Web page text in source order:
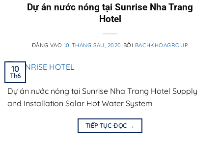
Dự án nước nóng tại Sunrise Nha Trang
Hotel
ĐĂNG VÀO 10 THÁNG SÁU, 2020 BỞI BACHKHOAGROUP
10
Th6
Dự án nước nóng tại Sunrise Nha Trang Hotel Supply
and Installation Solar Hot Water System
TIẾP TỤC ĐỌC →